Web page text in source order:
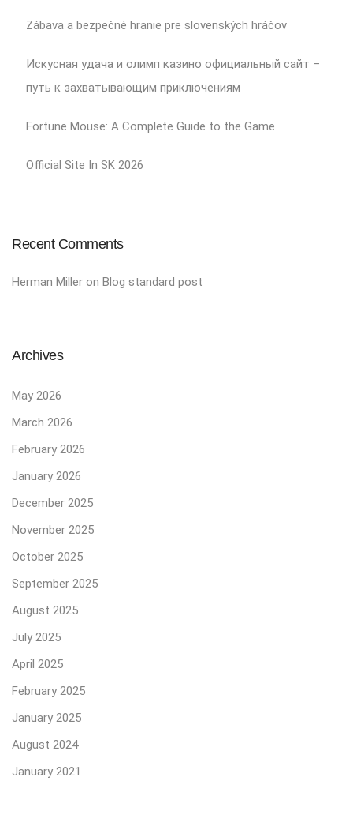
Zábava a bezpečné hranie pre slovenských hráčov
Искусная удача и олимп казино официальный сайт –
путь к захватывающим приключениям
Fortune Mouse: A Complete Guide to the Game
Official Site In SK 2026
Recent Comments
Herman Miller on Blog standard post
Archives
May 2026
March 2026
February 2026
January 2026
December 2025
November 2025
October 2025
September 2025
August 2025
July 2025
April 2025
February 2025
January 2025
August 2024
January 2021